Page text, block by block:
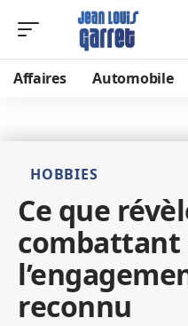
Affaires Automobile
HOBBIES
Ce que
combattant
reconnu